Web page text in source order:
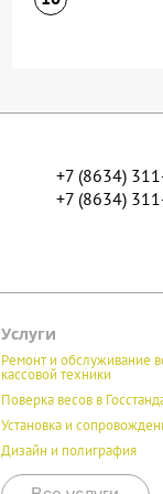
+7 (8634)
+7 (8634)
Услуги
Ремонт и обслуживание
кассовой техники
Поверка весов в
Установка и
Дизайн и полиграфия